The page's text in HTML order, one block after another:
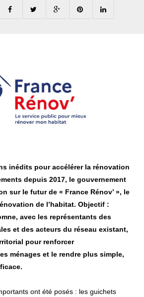
depuis 2017, le gouvernement
sur le futur de « France Rénov’ », le
de l’habitat. Objectif :
avec les représentants des
et des acteurs du réseau existant,
pour renforcer
ménages et le rendre plus simple,
ont été posés : les guichets